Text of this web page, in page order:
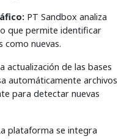
PT Sandbox analiza
que permite identificar
como nuevas.
actualización de las bases
automáticamente archivos
para detectar nuevas
plataforma se integra